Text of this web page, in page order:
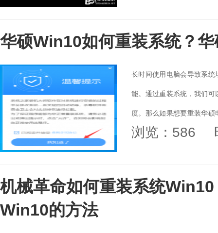
华硕Win10如何重装系统？
长时间使用电脑会导致系
能。通过重装系统，我们
度。那么如果想要重装华
们来看看吧。...
浏览：586
机械革命如何重装系统
Win10的方法